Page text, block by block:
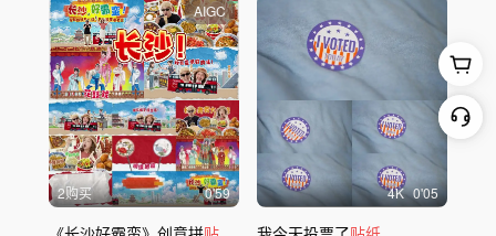
AIGC
2购买 0'59 4K 0'05